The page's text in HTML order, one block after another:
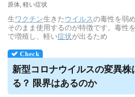
原体, 軽い症状
生ワクチン生きたウイルスの毒性を弱
そのまま使用するのが特徴です。毒性
で増殖し、軽い症状が出るため
新型コロナウイルスの変異株
る？ 限界はあるのか